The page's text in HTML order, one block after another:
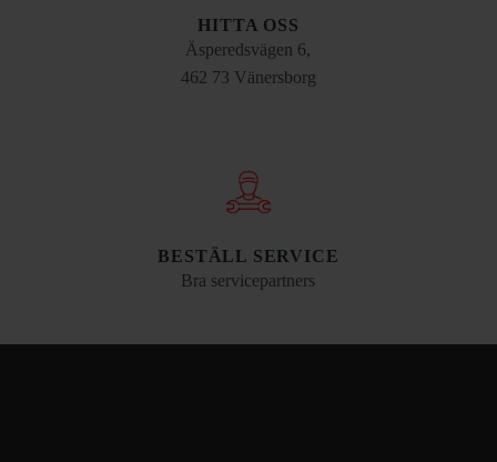
HITTA OSS
Äsperedsvägen 6,
462 73 Vänersborg
BESTÄLL SERVICE
Bra servicepartners